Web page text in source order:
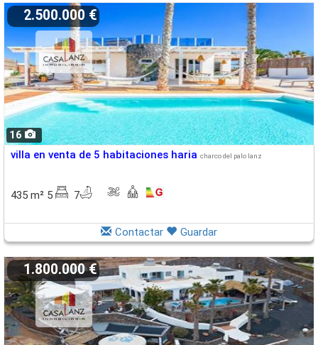
16
2.500.000 €
villa en venta de 5 habitaciones haria charco del palo lanz
435 m² 5 7
Contactar Guardar
1.800.000 €